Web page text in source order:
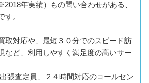
年実績）もの問い合わせがある、
す。
取対応や、最短３０分でのスピード訪
など、利用しやすく満足度の高いサー
張査定員、２４時間対応のコールセン